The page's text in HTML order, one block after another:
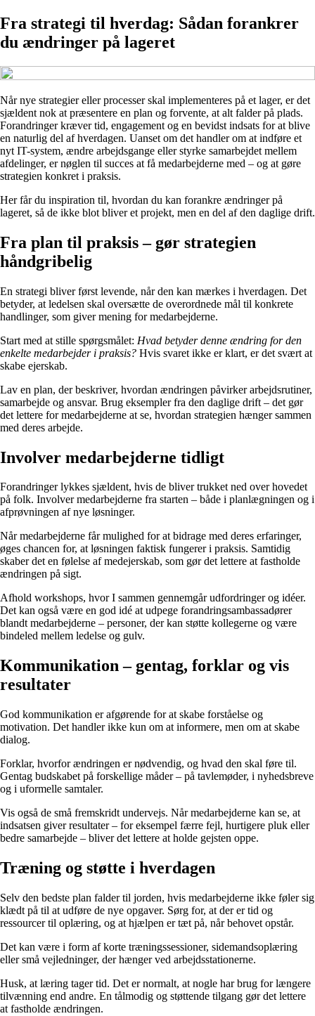
Fra strategi til hverdag: Sådan forankrer
du ændringer på lageret
Når nye strategier eller processer skal implementeres på et lager, er det
sjældent nok at præsentere en plan og forvente, at alt falder på plads.
Forandringer kræver tid, engagement og en bevidst indsats for at blive
en naturlig del af hverdagen. Uanset om det handler om at indføre et
nyt IT-system, ændre arbejdsgange eller styrke samarbejdet mellem
afdelinger, er nøglen til succes at få medarbejderne med – og at gøre
strategien konkret i praksis.
Her får du inspiration til, hvordan du kan forankre ændringer på
lageret, så de ikke blot bliver et projekt, men en del af den daglige drift.
Fra plan til praksis – gør strategien
håndgribelig
En strategi bliver først levende, når den kan mærkes i hverdagen. Det
betyder, at ledelsen skal oversætte de overordnede mål til konkrete
handlinger, som giver mening for medarbejderne.
Start med at stille spørgsmålet: Hvad betyder denne ændring for den
enkelte medarbejder i praksis? Hvis svaret ikke er klart, er det svært at
skabe ejerskab.
Lav en plan, der beskriver, hvordan ændringen påvirker arbejdsrutiner,
samarbejde og ansvar. Brug eksempler fra den daglige drift – det gør
det lettere for medarbejderne at se, hvordan strategien hænger sammen
med deres arbejde.
Involver medarbejderne tidligt
Forandringer lykkes sjældent, hvis de bliver trukket ned over hovedet
på folk. Involver medarbejderne fra starten – både i planlægningen og i
afprøvningen af nye løsninger.
Når medarbejderne får mulighed for at bidrage med deres erfaringer,
øges chancen for, at løsningen faktisk fungerer i praksis. Samtidig
skaber det en følelse af medejerskab, som gør det lettere at fastholde
ændringen på sigt.
Afhold workshops, hvor I sammen gennemgår udfordringer og idéer.
Det kan også være en god idé at udpege forandringsambassadører
blandt medarbejderne – personer, der kan støtte kollegerne og være
bindeled mellem ledelse og gulv.
Kommunikation – gentag, forklar og vis
resultater
God kommunikation er afgørende for at skabe forståelse og
motivation. Det handler ikke kun om at informere, men om at skabe
dialog.
Forklar, hvorfor ændringen er nødvendig, og hvad den skal føre til.
Gentag budskabet på forskellige måder – på tavlemøder, i nyhedsbreve
og i uformelle samtaler.
Vis også de små fremskridt undervejs. Når medarbejderne kan se, at
indsatsen giver resultater – for eksempel færre fejl, hurtigere pluk eller
bedre samarbejde – bliver det lettere at holde gejsten oppe.
Træning og støtte i hverdagen
Selv den bedste plan falder til jorden, hvis medarbejderne ikke føler sig
klædt på til at udføre de nye opgaver. Sørg for, at der er tid og
ressourcer til oplæring, og at hjælpen er tæt på, når behovet opstår.
Det kan være i form af korte træningssessioner, sidemandsoplæring
eller små vejledninger, der hænger ved arbejdsstationerne.
Husk, at læring tager tid. Det er normalt, at nogle har brug for længere
tilvænning end andre. En tålmodig og støttende tilgang gør det lettere
at fastholde ændringen.